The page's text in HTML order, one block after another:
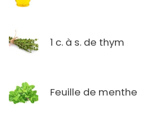
1 c. à s. de thym
Feuille de menthe